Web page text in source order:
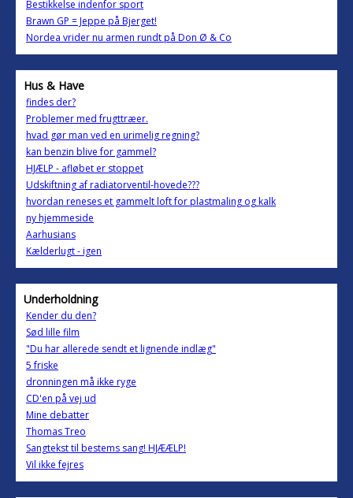
Bestikkelse indenfor sport
Brawn GP = Jeppe på Bjerget!
Nordea vrider nu armen rundt på Don Ø & Co
Hus & Have
findes der?
Problemer med frugttræer.
hvad gør man ved en urimelig regning?
kan benzin blive for gammel?
HJÆLP - afløbet er stoppet
Udskiftning af radiatorventil-hovede???
hvordan reneses et gammelt loft for plastmaling og kalk
ny hjemmeside
Aarhusians
Kælderlugt - igen
Underholdning
Kender du den?
Sød lille film
"Du har allerede sendt et lignende indlæg"
5 friske
dronningen må ikke ryge
CD'en på vej ud
Mine debatter
Thomas Treo
Sangtekst til bestems sang! HJÆÆLP!
Vil ikke fejres